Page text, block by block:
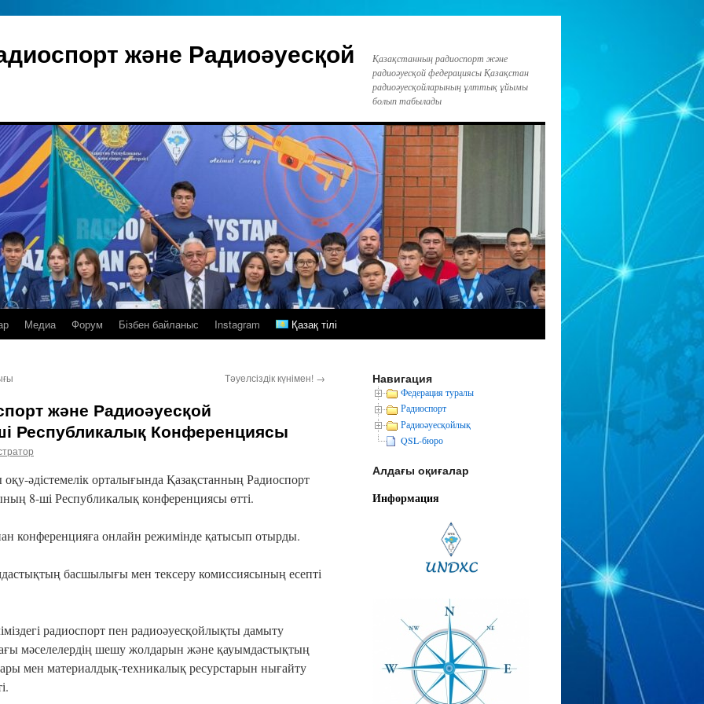
және Радиоәуесқой
Қазақстанның радиоспорт және
радиоәуесқой федерациясы Қазақстан
радиоәуесқойларының ұлттық ұйымы
болып табылады
Медиа Форум Бізбен байланыс Instagram Қазақ тілі
Тәуелсіздік күнімен! →
және Радиоәуесқой
Республикалық Конференциясы
оқу-әдістемелік орталығында Қазақстанның Радиоспорт
8-ші Республикалық конференциясы өтті.
конференцияға онлайн режимінде қатысып отырды.
басшылығы мен тексеру комиссиясының есепті
радиоспорт пен радиоәуесқойлықты дамыту
мәселелердің шешу жолдарын және қауымдастықтың
мен материалдық-техникалық ресурстарын нығайту
Навигация
Федерация туралы
Радиоспорт
Радиоәуесқойлық
QSL-бюро
Алдағы оқиғалар
Информация